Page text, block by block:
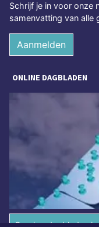
Schrijf je in voor onze
samenvatting van alle
Aanmelden
ONLINE DAGBLADEN